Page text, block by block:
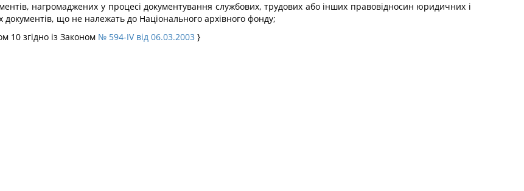
нагромаджених у процесі документування службових, трудових або інших правовідносин юридичних і
документів, що не належать до Національного архівного фонду;
10 згідно із Законом № 594-IV від 06.03.2003 }